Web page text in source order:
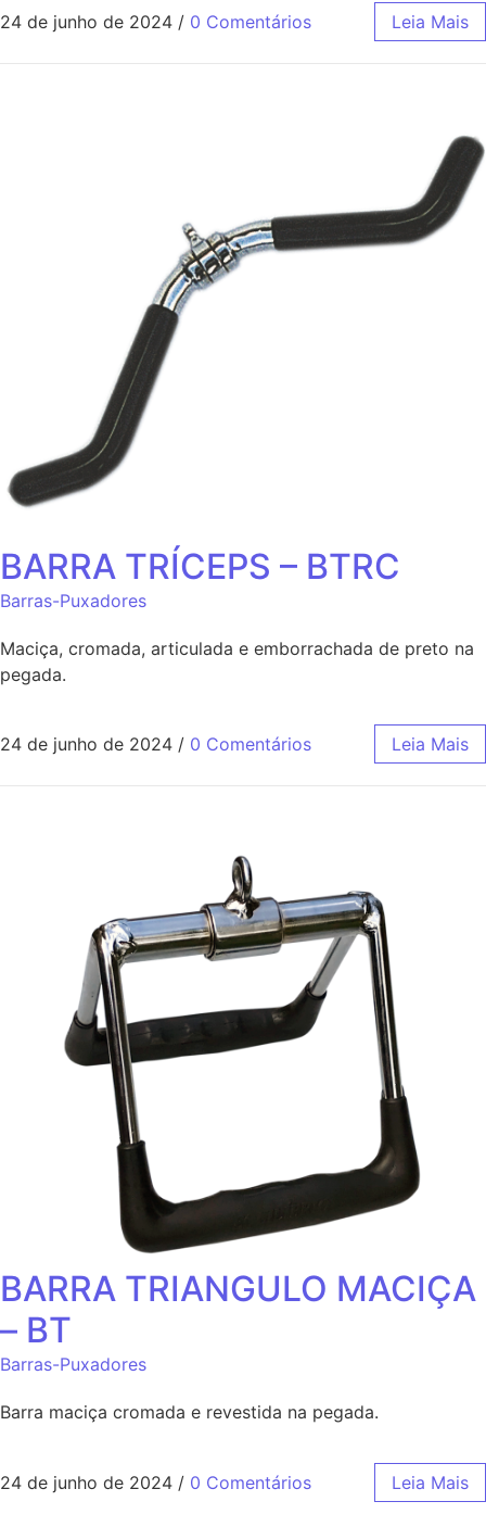
24 de junho de 2024 / 0 Comentários Leia Mais
BARRA TRÍCEPS – BTRC
Barras-Puxadores
Maciça, cromada, articulada e emborrachada de preto na
pegada.
24 de junho de 2024 / 0 Comentários Leia Mais
BARRA TRIANGULO MACIÇA
– BT
Barras-Puxadores
Barra maciça cromada e revestida na pegada.
24 de junho de 2024 / 0 Comentários Leia Mais